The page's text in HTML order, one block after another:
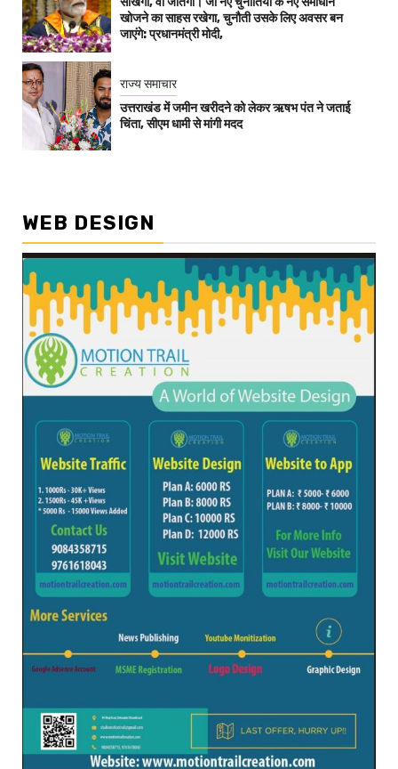
खोजने का साहस रखेगा, चुनौती उसके लिए अवसर बन
जाएंगे: प्रधानमंत्री मोदी,
राज्य समाचार
उत्तराखंड में जमीन खरीदने को लेकर ऋषभ पंत ने जताई
चिंता, सीएम धामी से मांगी मदद
WEB DESIGN